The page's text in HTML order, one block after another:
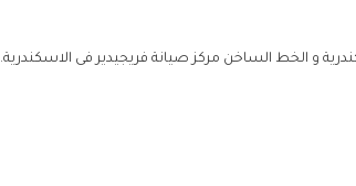
و الخط الساخن مركز صيانة فريجيدير فى الاسكندرية.